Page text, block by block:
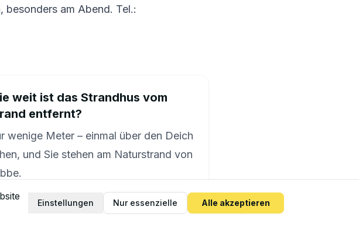
besonders am Abend. Tel.:
weit ist das Strandhus vom
entfernt?
wenige Meter – einmal über den Deich
und Sie stehen am Naturstrand von
Einstellungen Nur essenzielle Alle akzeptieren